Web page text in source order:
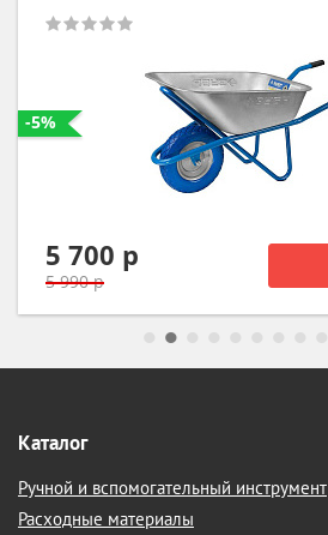
-5%
7 120 р
7 490 р
Каталог
Ручной и вспомогательный инструмент
Расходные материалы